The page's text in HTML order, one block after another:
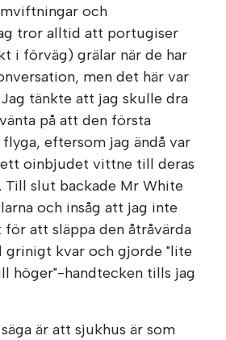
och
tror alltid att portugiser
i förväg) grälar när de har
men det här var
tänkte att jag skulle dra
på att den första
eftersom jag ändå var
oinbjudet vittne till deras
Till slut backade Mr White
och insåg att jag inte
att släppa den åtråvärda
grinigt kvar och gjorde "lite
höger"-handtecken tills jag
är att sjukhus är som